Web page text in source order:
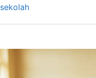
sekolah